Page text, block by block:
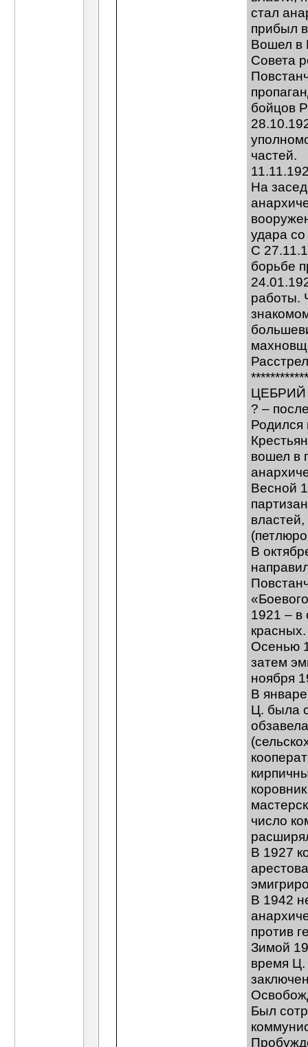
стал
прибыл
Вошел в
Совета
бойцов
частей.
На
удара
С
борьбе
работы.
ЦЕБРИЙ
? –
Родился
вошел в
Весной
В
1921 – в
красных.
Осенью
затем
ноября
В
Ц. была
число
В 1927
В 1942
против
Зимой
время Ц.
Был